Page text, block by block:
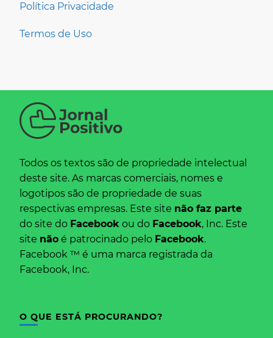
Política Privacidade
Termos de Uso
Todos os textos são de propriedade intelectual
deste site. As marcas comerciais, nomes e
logotipos são de propriedade de suas
respectivas empresas. Este site não faz parte
do site do Facebook ou do Facebook, Inc. Este
site não é patrocinado pelo Facebook.
Facebook ™ é uma marca registrada da
Facebook, Inc.
O QUE ESTÁ PROCURANDO?